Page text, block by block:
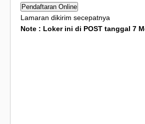
Pendaftaran Online
Lamaran dikirim secepatnya
Note : Loker ini di POST tanggal 7